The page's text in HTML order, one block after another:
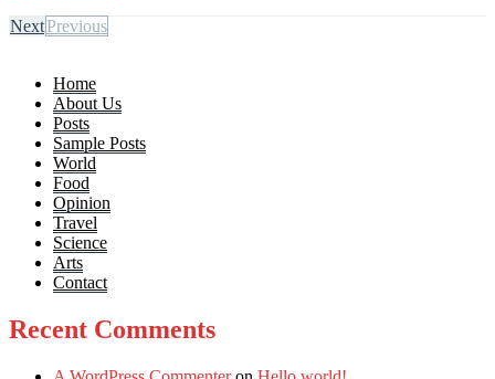
NextPrevious
Home
About Us
Posts
Sample Posts
World
Food
Opinion
Travel
Science
Arts
Contact
Recent Comments